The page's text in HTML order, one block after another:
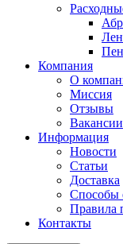
Компания
О
Миссия
Отзывы
Вакансии
Информация
Новости
Статьи
Доставка
Способы
Правила
Контакты